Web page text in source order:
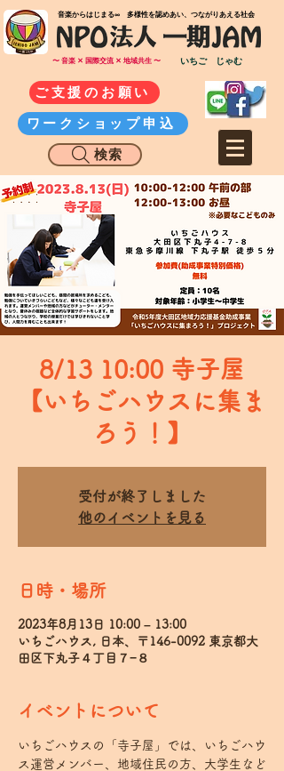
​音楽からはじまる∞ 多様性を認めあい、つながりあえる社会
〜 音楽 ✕ 国際交流 ✕ 地域共生 〜 いちご じゃむ
ご支援のお願い
ワークショップ申込
検索
8/13 10:00 寺子屋
【いちごハウスに集ま
ろう！】
受付が終了しました
他のイベントを見る
日時・場所
2023年8月13日 10:00 – 13:00
いちごハウス, 日本、〒146-0092 東京都大
田区下丸子４丁目７−８
イベントについて
いちごハウスの「寺子屋」では、いちごハウ
ス運営メンバー、地域住民の方、大学生など